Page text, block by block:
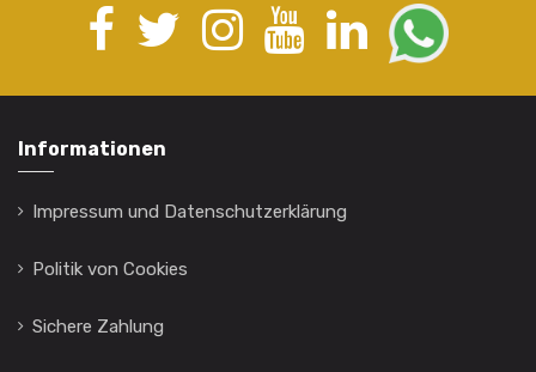
Informationen
Impressum und Datenschutzerklärung
Politik von Cookies
Sichere Zahlung